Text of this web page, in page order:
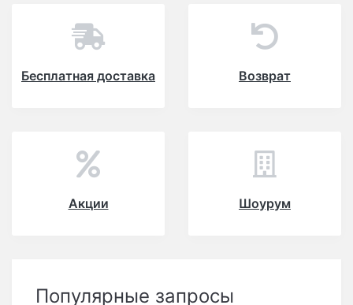
Бесплатная доставка Возврат
Акции Шоурум
Популярные запросы